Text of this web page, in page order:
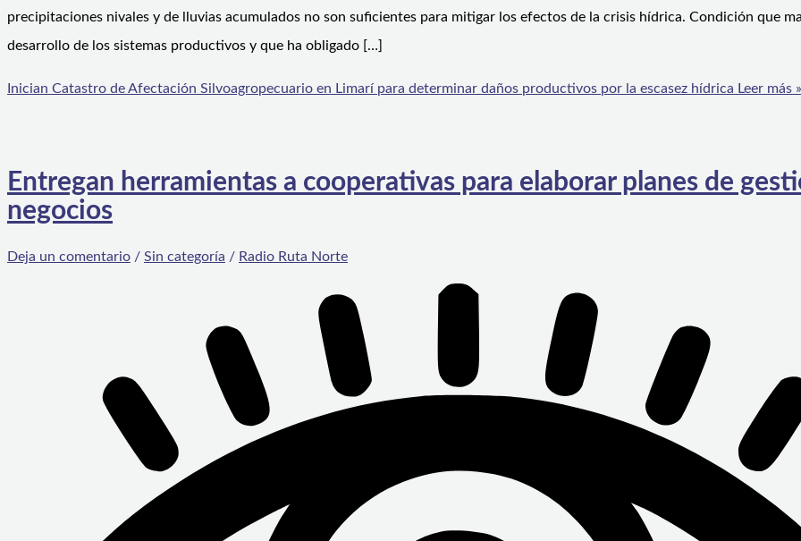
precipitaciones nivales y de lluvias acumulados no son suficientes para mitigar los efectos de la crisis hídrica. Condición que
desarrollo de los sistemas productivos y que ha obligado […]
Inician Catastro de Afectación Silvoagropecuario en Limarí para determinar daños productivos por la escasez hídrica Leer más »
Entregan herramientas a cooperativas para elaborar planes de
negocios
Deja un comentario / Sin categoría / Radio Ruta Norte